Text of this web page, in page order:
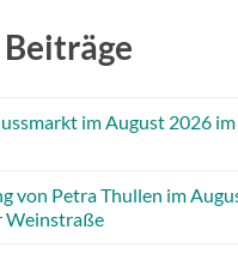
im August 2026
von Petra Thullen im
Weinstraße